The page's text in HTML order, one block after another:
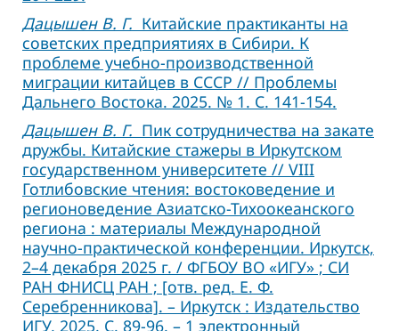
Дацышен В. Г. Китайские практиканты на
советских предприятиях в Сибири. К
проблеме учебно-производственной
миграции китайцев в СССР // Проблемы
Дальнего Востока. 2025. № 1. С. 141-154.
Дацышен В. Г. Пик сотрудничества на закате
дружбы. Китайские стажеры в Иркутском
государственном университете // VIII
Готлибовские чтения: востоковедение и
регионоведение Азиатско-Тихоокеанского
региона : материалы Международной
научно-практической конференции. Иркутск,
2–4 декабря 2025 г. / ФГБОУ ВО «ИГУ» ; СИ
РАН ФНИСЦ РАН ; [отв. ред. Е. Ф.
Серебренникова]. – Иркутск : Издательство
ИГУ, 2025. С. 89-96. – 1 электронный